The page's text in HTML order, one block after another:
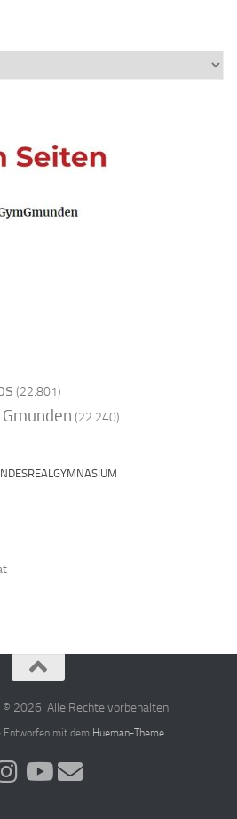
(22.801)
(22.240)
© 2026. Alle Rechte vorbehalten.
mit dem Hueman-Theme